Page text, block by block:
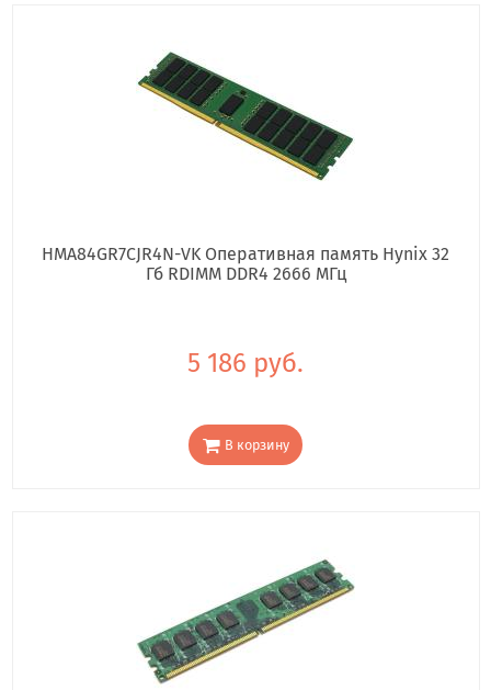
HMA84GR7CJR4N-VK Оперативная память Hynix 32
Гб RDIMM DDR4 2666 МГц
5 186 руб.
В корзину